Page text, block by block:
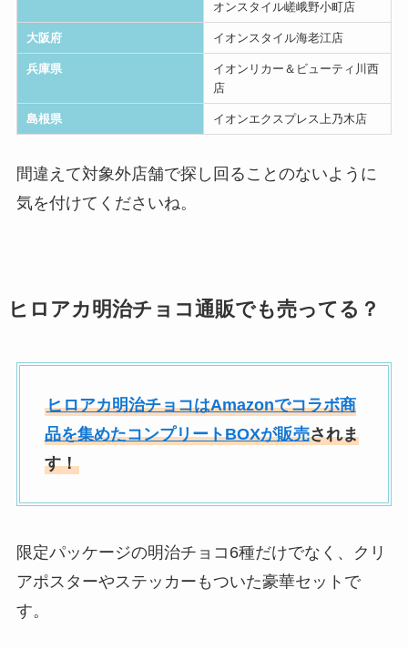
オンスタイル嵯峨野小町店
大阪府 イオンスタイル海老江店
兵庫県
イオンリカー＆ビューティ川西
店
島根県 イオンエクスプレス上乃木店
間違えて対象外店舗で探し回ることのないように
気を付けてくださいね。
ヒロアカ明治チョコ通販でも売ってる？
ヒロアカ明治チョコはAmazonでコラボ商
品を集めたコンプリートBOXが販売されま
す！
限定パッケージの明治チョコ6種だけでなく、クリ
アポスターやステッカーもついた豪華セットで
す。